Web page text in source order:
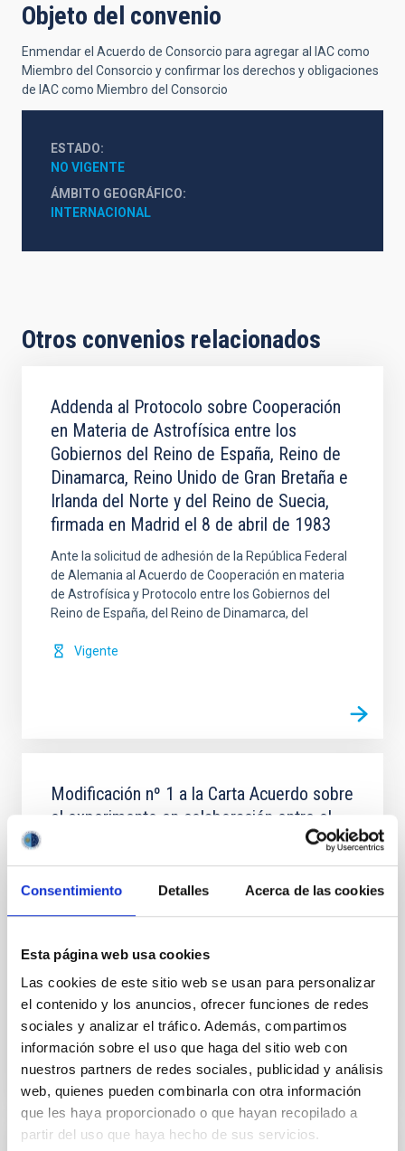
Consentimiento Detalles Acerca de las cookies
Esta página web usa cookies
Las cookies de este sitio web se usan para personalizar
el contenido y los anuncios, ofrecer funciones de redes
sociales y analizar el tráfico. Además, compartimos
información sobre el uso que haga del sitio web con
nuestros partners de redes sociales, publicidad y análisis
web, quienes pueden combinarla con otra información
que les haya proporcionado o que hayan recopilado a
partir del uso que haya hecho de sus servicios.
Objeto del convenio
Enmendar el Acuerdo de Consorcio para agregar al IAC como
Miembro del Consorcio y confirmar los derechos y obligaciones
de IAC como Miembro del Consorcio
ESTADO
NO VIGENTE
ÁMBITO GEOGRÁFICO
INTERNACIONAL
Otros convenios relacionados
Addenda al Protocolo sobre Cooperación
en Materia de Astrofísica entre los
Gobiernos del Reino de España, Reino de
Dinamarca, Reino Unido de Gran Bretaña e
Irlanda del Norte y del Reino de Suecia,
firmada en Madrid el 8 de abril de 1983
Ante la solicitud de adhesión de la República Federal
de Alemania al Acuerdo de Cooperación en materia
de Astrofísica y Protocolo entre los Gobiernos del
Reino de España, del Reino de Dinamarca, del
Vigente
Modificación nº 1 a la Carta Acuerdo sobre
el experimento en colaboración entre el
InvestigaciónAstronómica Hemisferio Sur.
Ampliar los objetivos de la colaboración para permitir
que los experimentos de campo LGS-AO sean
colaboración científica con el equipo de sistemas de
Fecha en vigor 01/02/2017-31/12/2020